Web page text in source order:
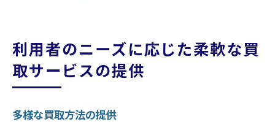
利用者のニーズに応じた柔軟な買
取サービスの提供
多様な買取方法の提供